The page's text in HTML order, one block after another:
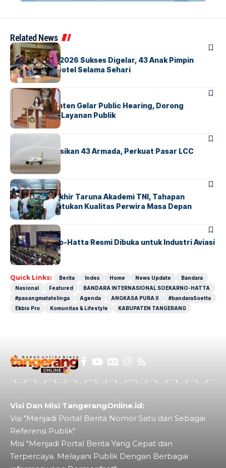
Related News
BERITAINDEX
GM For A Day 2026 Sukses Digelar, 43 Anak Pimpin
Operasional Hotel Selama Sehari
BANDARA BERITA
Karantina Banten Gelar Public Hearing, Dorong
Transparansi Layanan Publik
BANDARA
Citilink Operasikan 43 Armada, Perkuat Pasar LCC
Nasional
BERITA
Sidang Pantukhir Taruna Akademi TNI, Tahapan
Strategis Tentukan Kualitas Perwira Masa Depan
BANDARA BERITA
IALC Soekarno-Hatta Resmi Dibuka untuk Industri Aviasi
Dunia
Quick Links: Berita Index Home News Update
Bandara
Nasional
Featured
BANDARA INTERNASIONAL SOEKARNO-HATTA
#pasangmatatelinga
Agenda ANGKASA PURA II
#bandaraSoetta
Ekbis Pro
Komunitas & Lifestyle KABUPATEN TANGERANG
Visi Dan Misi TangerangOnline.id:
Visi "Menjadi Portal Berita Nomor Satu dan Sebagai
Referensi Publik"
Misi "Menjadi Portal Berita Yang Cepat dan
Terpercaya. Melayani Publik Dengan Berbagai